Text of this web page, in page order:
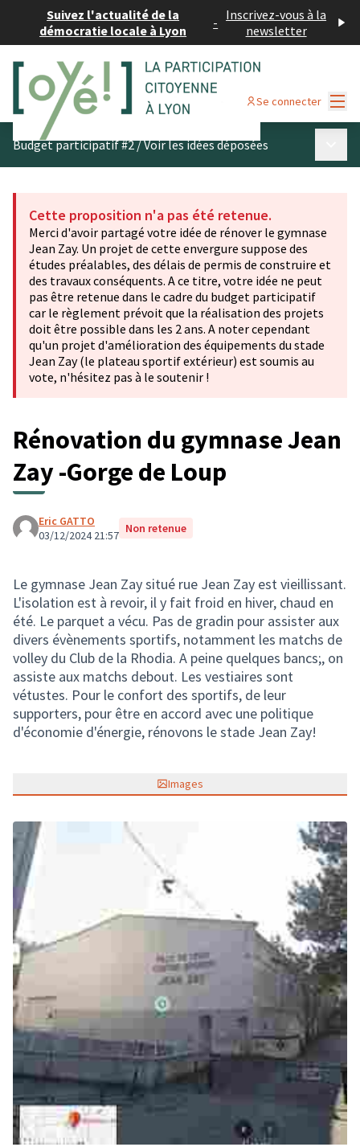
Suivez l'actualité de la
démocratie locale à Lyon
- Inscrivez-vous à la
newsletter
Se connecter
Budget participatif #2/Voir les idées déposées
Cette proposition n'a pas été retenue.
Merci d'avoir partagé votre idée de rénover le gymnase
Jean Zay. Un projet de cette envergure suppose des
études préalables, des délais de permis de construire et
des travaux conséquents. A ce titre, votre idée ne peut
pas être retenue dans le cadre du budget participatif
car le règlement prévoit que la réalisation des projets
doit être possible dans les 2 ans. A noter cependant
qu'un projet d'amélioration des équipements du stade
Jean Zay (le plateau sportif extérieur) est soumis au
vote, n'hésitez pas à le soutenir !
Rénovation du gymnase Jean
Zay -Gorge de Loup
Eric GATTO
03/12/2024 21:57 Non retenue
Le gymnase Jean Zay situé rue Jean Zay est vieillissant.
L'isolation est à revoir, il y fait froid en hiver, chaud en
été. Le parquet a vécu. Pas de gradin pour assister aux
divers évènements sportifs, notamment les matchs de
volley du Club de la Rhodia. A peine quelques bancs;, on
assiste aux matchs debout. Les vestiaires sont
vétustes. Pour le confort des sportifs, de leur
supporters, pour être en accord avec une politique
d'économie d'énergie, rénovons le stade Jean Zay!
Images